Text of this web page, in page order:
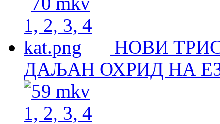
НОВИ
ДАЉАН ОХРИД НА